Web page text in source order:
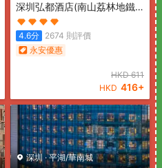
園
深圳弘都酒店(南山荔林地鐵
站店) (Shenzhen hongdu
Hotel (Nanshan Subway
Station))
4.6分 2674 則評價
永安優惠
HKD611
HKD 416+
深圳 ·平湖/華南城